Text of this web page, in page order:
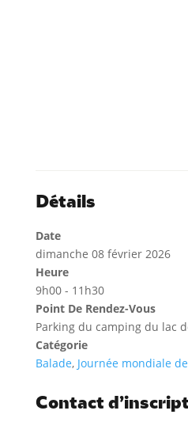
Détails
Date
dimanche 08 février 2026
Heure
9h00 - 11h30
Point De Rendez-Vous
Parking du camping du lac
Catégorie
Balade, Journée mondiale
Contact